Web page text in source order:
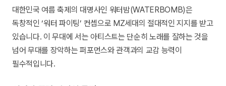
대한민국 여름 축제의 대명사인 워터밤(WATERBOMB)은
독창적인 ‘워터 파이팅’ 컨셉으로 MZ세대의 절대적인 지지를 받고
있습니다. 이 무대에 서는 아티스트는 단순히 노래를 잘하는 것을
넘어 무대를 장악하는 퍼포먼스와 관객과의 교감 능력이
필수적입니다.